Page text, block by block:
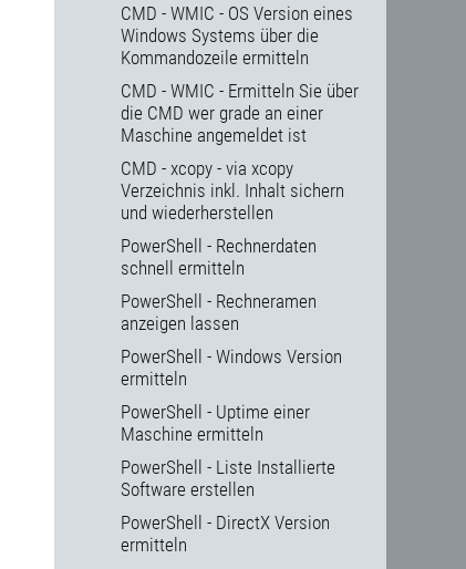
CMD - WMIC - OS Version eines
Windows Systems über die
Kommandozeile ermitteln
CMD - WMIC - Ermitteln Sie über
die CMD wer grade an einer
Maschine angemeldet ist
CMD - xcopy - via xcopy
Verzeichnis inkl. Inhalt sichern
und wiederherstellen
PowerShell - Rechnerdaten
schnell ermitteln
PowerShell - Rechneramen
anzeigen lassen
PowerShell - Windows Version
ermitteln
PowerShell - Uptime einer
Maschine ermitteln
PowerShell - Liste Installierte
Software erstellen
PowerShell - DirectX Version
ermitteln